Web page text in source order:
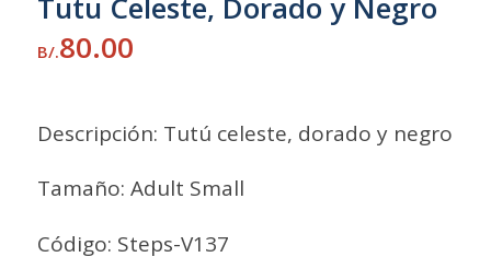
B/.80.00
Descripción: Tutú celeste, dorado y negro
Tamaño: Adult Small
Código: Steps-V137